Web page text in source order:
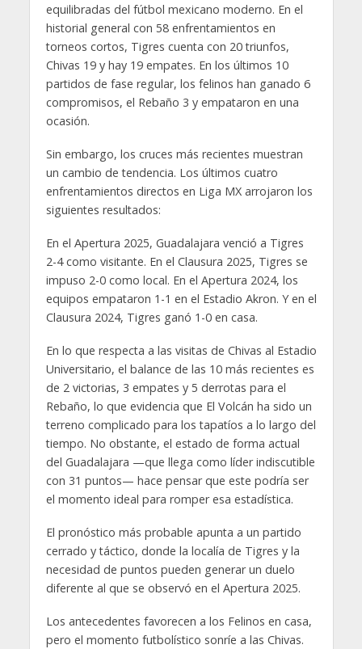
equilibradas del fútbol mexicano moderno. En el
historial general con 58 enfrentamientos en
torneos cortos, Tigres cuenta con 20 triunfos,
Chivas 19 y hay 19 empates. En los últimos 10
partidos de fase regular, los felinos han ganado 6
compromisos, el Rebaño 3 y empataron en una
ocasión.
Sin embargo, los cruces más recientes muestran
un cambio de tendencia. Los últimos cuatro
enfrentamientos directos en Liga MX arrojaron los
siguientes resultados:
En el Apertura 2025, Guadalajara venció a Tigres
2-4 como visitante. En el Clausura 2025, Tigres se
impuso 2-0 como local. En el Apertura 2024, los
equipos empataron 1-1 en el Estadio Akron. Y en el
Clausura 2024, Tigres ganó 1-0 en casa.
En lo que respecta a las visitas de Chivas al Estadio
Universitario, el balance de las 10 más recientes es
de 2 victorias, 3 empates y 5 derrotas para el
Rebaño, lo que evidencia que El Volcán ha sido un
terreno complicado para los tapatíos a lo largo del
tiempo. No obstante, el estado de forma actual
del Guadalajara —que llega como líder indiscutible
con 31 puntos— hace pensar que este podría ser
el momento ideal para romper esa estadística.
El pronóstico más probable apunta a un partido
cerrado y táctico, donde la localía de Tigres y la
necesidad de puntos pueden generar un duelo
diferente al que se observó en el Apertura 2025.
Los antecedentes favorecen a los Felinos en casa,
pero el momento futbolístico sonríe a las Chivas.